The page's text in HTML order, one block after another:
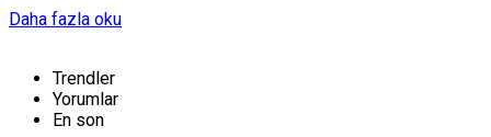
Daha fazla okuDetails
Trendler
Yorumlar
En son